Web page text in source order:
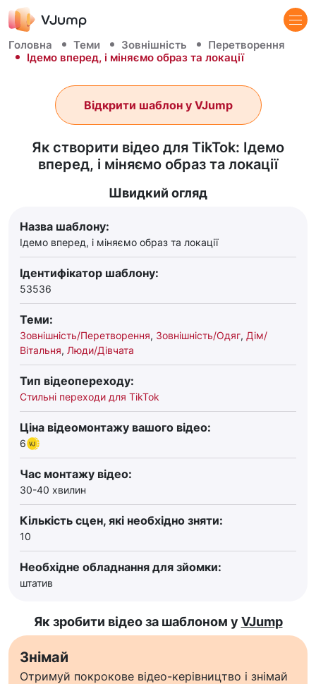
Головна Теми Зовнішність
Перетворення
Ідемо вперед, і міняємо образ та локації
Як створити відео для TikTok: Ідемо
вперед, і міняємо образ та локації
Відкрити шаблон у VJump
Швидкий огляд
Назва шаблону:
Ідемо вперед, і міняємо образ та локації
Ідентифікатор шаблону:
53536
Теми:
Зовнішність/Перетворення, Зовнішність/Одяг, Дім/
Вітальня, Люди/Дівчата
Тип відеопереходу:
Стильні переходи для TikTok
Ціна відеомонтажу вашого відео:
6
Час монтажу відео:
30-40 хвилин
Кількість сцен, які необхідно зняти:
10
Необхідне обладнання для зйомки:
штатив
Як зробити відео за шаблоном у VJump
Знімай
Отримуй покрокове відео-керівництво і знімай